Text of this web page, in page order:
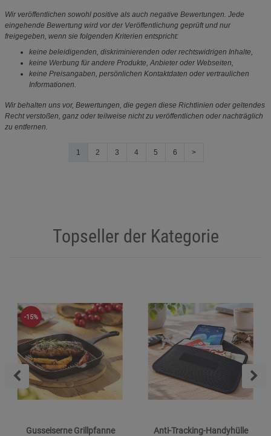
Wir veröffentlichen sowohl positive als auch negative Bewertungen. Jede
eingehende Bewertung wird vor der Veröffentlichung geprüft und nur
freigegeben, wenn sie folgenden Kriterien entspricht:
keine beleidigenden, diskriminierenden oder rechtswidrigen Inhalte,
keine Werbung für andere Produkte, Anbieter oder Webseiten,
keine Preisangaben, persönlichen Kontaktdaten oder vertraulichen
Informationen.
Wir behalten uns vor, Bewertungen, die gegen diese Richtlinien oder geltendes
Recht verstoßen, ganz oder teilweise nicht zu veröffentlichen oder nachträglich
zu entfernen.
1 2 3 4 5 6 >
Topseller der Kategorie
-15%
Gusseiserne Grillpfanne Anti-Tracking-Handyhülle